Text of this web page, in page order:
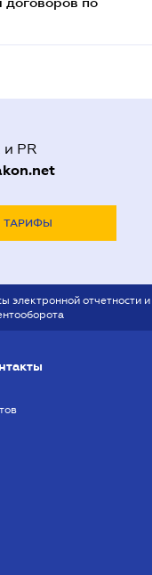
PR
ТАРИФЫ
электронной отчетности и